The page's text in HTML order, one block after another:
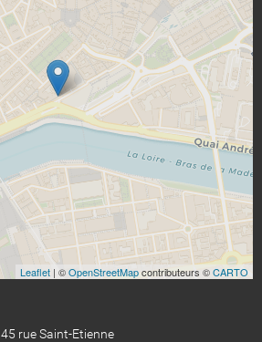
Leaflet | ©OpenStreetMapcontributeurs ©CARTO
45 rue Saint-Etienne